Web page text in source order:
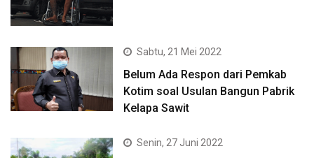
Sabtu, 21 Mei 2022
Belum Ada Respon dari Pemkab
Kotim soal Usulan Bangun Pabrik
Kelapa Sawit
Senin, 27 Juni 2022